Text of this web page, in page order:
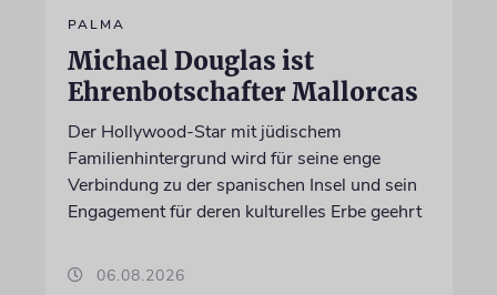
PALMA
Michael Douglas ist
Ehrenbotschafter Mallorcas
Der Hollywood-Star mit jüdischem
Familienhintergrund wird für seine enge
Verbindung zu der spanischen Insel und sein
Engagement für deren kulturelles Erbe geehrt
06.08.2026